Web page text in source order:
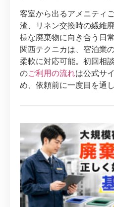
客室から出るアメニティ
渣、リネン交換時の繊維
様な廃棄物に向き合う日
関西テクニカは、宿泊業
柔軟に対応可能。初回相
のご利用の流れは公式サ
め、依頼前に一度目を通